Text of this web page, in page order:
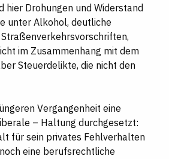
hier Drohungen und Widerstand
unter Alkohol, deutliche
im Zusammenhang mit dem
Steuerdelikte, die nicht den
Vergangenheit eine
– Haltung durchgesetzt:
für sein privates Fehlverhalten
eine berufsrechtliche